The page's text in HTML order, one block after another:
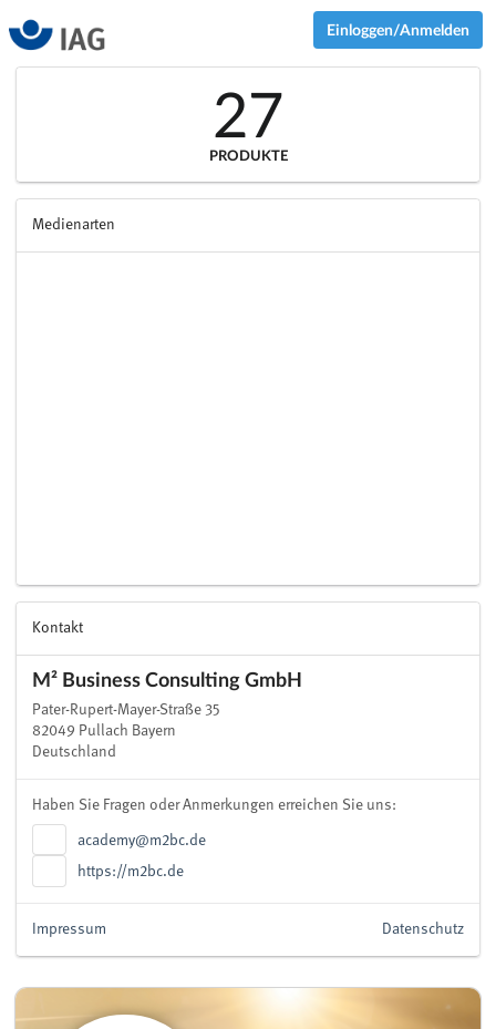
Einloggen/Anmelden
27
PRODUKTE
Medienarten
Kontakt
M² Business Consulting GmbH
Pater-Rupert-Mayer-Straße 35
82049 Pullach Bayern
Deutschland
Haben Sie Fragen oder Anmerkungen erreichen Sie uns:
academy@m2bc.de
https://m2bc.de
Datenschutz
Impressum